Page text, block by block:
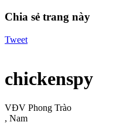
Chia sẻ trang này
Tweet
chickenspy
VĐV Phong Trào
, Nam